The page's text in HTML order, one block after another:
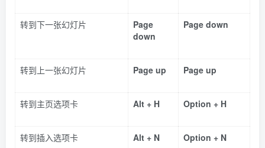
转到下一张幻灯片
Page
down
Page down
转到上一张幻灯片 Page up Page up
转到主页选项卡 Alt + H Option + H
转到插入选项卡 Alt + N Option + N